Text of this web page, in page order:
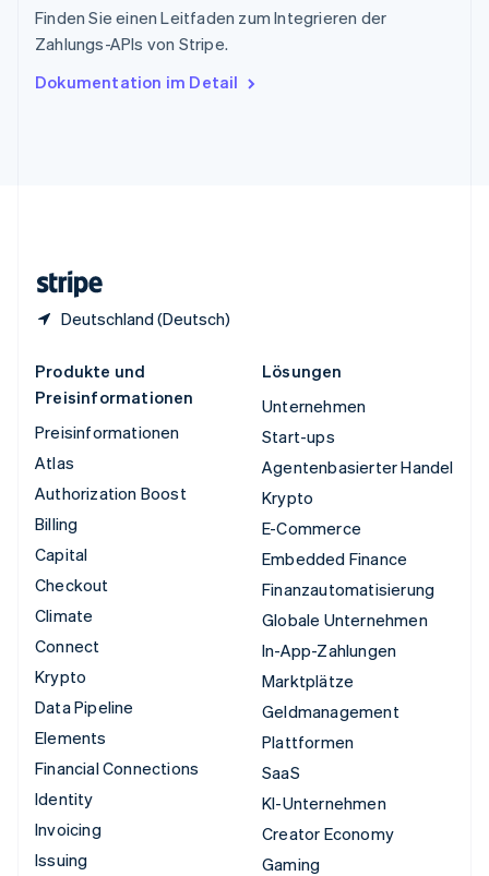
Finden Sie einen Leitfaden zum Integrieren der
Zahlungs-APIs von Stripe.
Dokumentation im Detail
Deutschland (Deutsch)
Tschechische Republik
English
English
Produkte und
Preisinformationen
Preisinformationen
Atlas
Authorization Boost
Billing
Capital
Checkout
Climate
Connect
Krypto
Data Pipeline
Elements
Financial Connections
Identity
Invoicing
Issuing
Lösungen
Unternehmen
Start-ups
Agentenbasierter Handel
Krypto
E-Commerce
Embedded Finance
Finanzautomatisierung
Globale Unternehmen
In-App-Zahlungen
Marktplätze
Geldmanagement
Plattformen
SaaS
KI-Unternehmen
Creator Economy
Gaming